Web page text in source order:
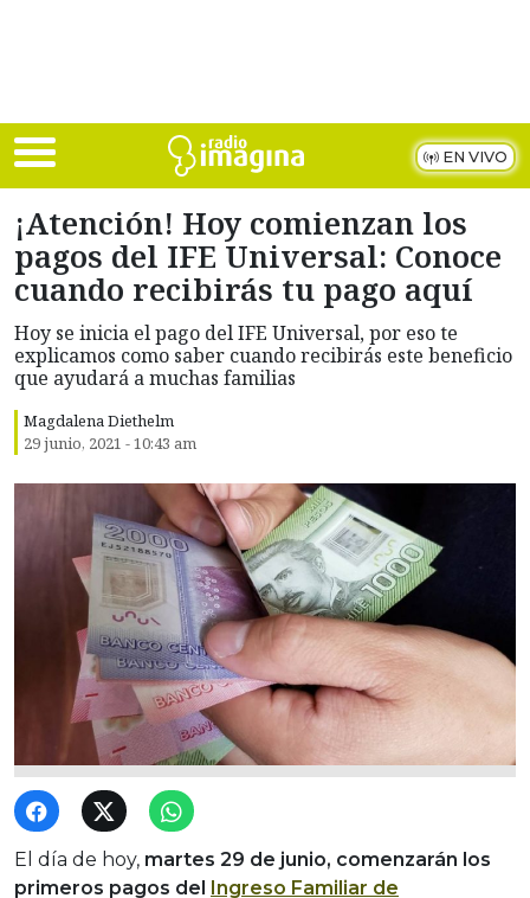
EN VIVO
¡Atención! Hoy comienzan los
pagos del IFE Universal: Conoce
cuando recibirás tu pago aquí
Hoy se inicia el pago del IFE Universal, por eso te
explicamos como saber cuando recibirás este beneficio
que ayudará a muchas familias
Magdalena Diethelm
29 junio, 2021 - 10:43 am
El día de hoy, martes 29 de junio, comenzarán los
primeros pagos del
Ingreso Familiar de